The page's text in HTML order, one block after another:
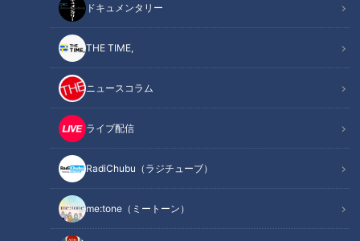
ドキュメンタリー
THE TIME,
ニュースコラム
ライブ配信
RadiChubu（ラジチューブ）
me:tone（ミートーン）
記事に戻る
この記事を見たあなたへのおすすめ